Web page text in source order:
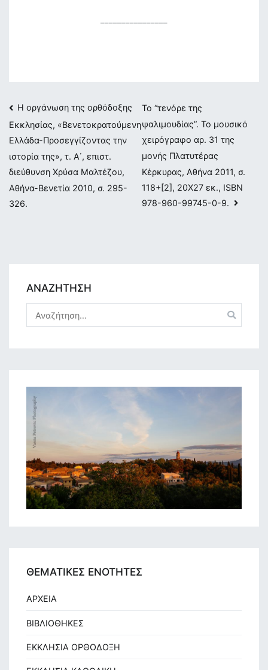
Πλοήγηση
άρθρων
Η οργάνωση της ορθόδοξης
Εκκλησίας, «Βενετοκρατούμενη
Ελλάδα-Προσεγγίζοντας την
ιστορία της», τ. Α΄, επιστ.
διεύθυνση Χρύσα Μαλτέζου,
Αθήνα-Βενετία 2010, σ. 295-
326.
Το “τενόρε της
ψαλιμουδίας”. Το μουσικό
χειρόγραφο αρ. 31 της
μονής Πλατυτέρας
Κέρκυρας, Αθήνα 2011, σ.
118+[2], 20Χ27 εκ., ISBN
978-960-99745-0-9.
ΑΝΑΖΗΤΗΣΗ
Αναζήτηση
για:
ΘΕΜΑΤΙΚΕΣ ΕΝΟΤΗΤΕΣ
ΑΡΧΕΙΑ
ΒΙΒΛΙΟΘΗΚΕΣ
ΕΚΚΛΗΣΙΑ ΟΡΘΟΔΟΞΗ